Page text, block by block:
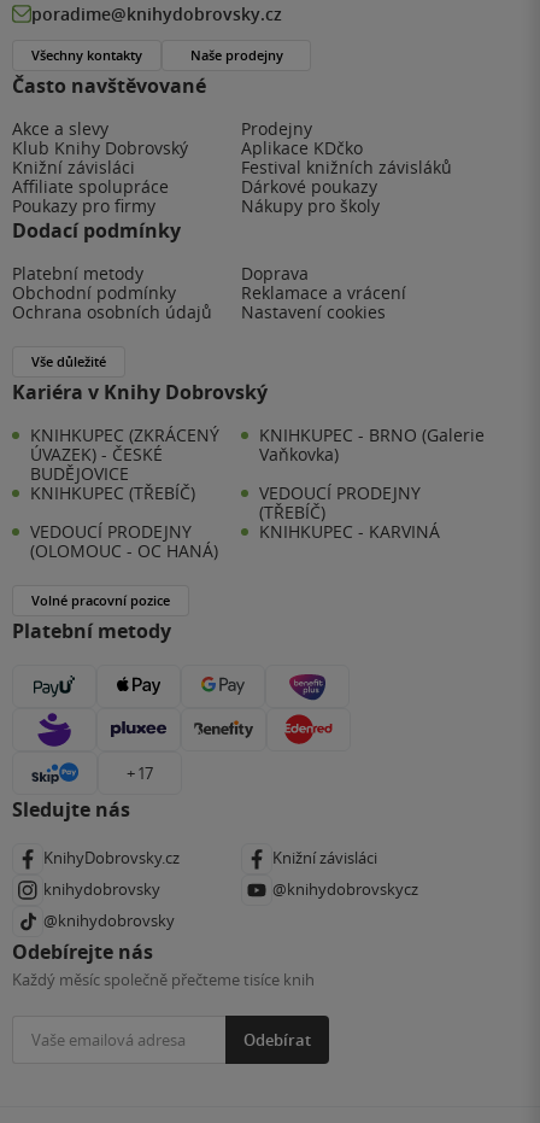
Často navštěvované
Akce a slevy
Prodejny
Klub Knihy Dobrovský
Aplikace KDčko
Knižní závisláci
Festival knižních závisláků
Affiliate spolupráce
Dárkové poukazy
Poukazy pro firmy
Nákupy pro školy
Dodací podmínky
Platební metody
Doprava
Obchodní podmínky
Reklamace a vrácení
Ochrana osobních údajů
Nastavení cookies
Vše důležité
Kariéra v Knihy Dobrovský
KNIHKUPEC (ZKRÁCENÝ
ÚVAZEK) - ČESKÉ
BUDĚJOVICE
KNIHKUPEC - BRNO (Galerie
Vaňkovka)
KNIHKUPEC (TŘEBÍČ)
VEDOUCÍ PRODEJNY
(TŘEBÍČ)
VEDOUCÍ PRODEJNY
(OLOMOUC - OC HANÁ)
KNIHKUPEC - KARVINÁ
Volné pracovní pozice
Platební metody
+ 17
Sledujte nás
KnihyDobrovsky.cz
Knižní závisláci
knihydobrovsky
@knihydobrovskycz
@knihydobrovsky
Odebírejte nás
Každý měsíc společně přečteme tisíce knih
Odebírat
poradime@knihydobrovsky.cz
Všechny kontakty Naše prodejny